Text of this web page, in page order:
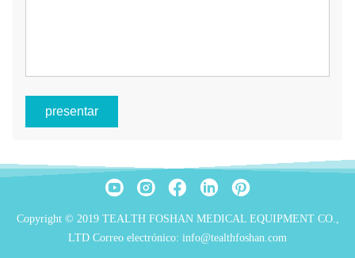
presentar
Copyright © 2019 TEALTH FOSHAN MEDICAL EQUIPMENT CO.,
LTD Correo electrónico: info@tealthfoshan.com